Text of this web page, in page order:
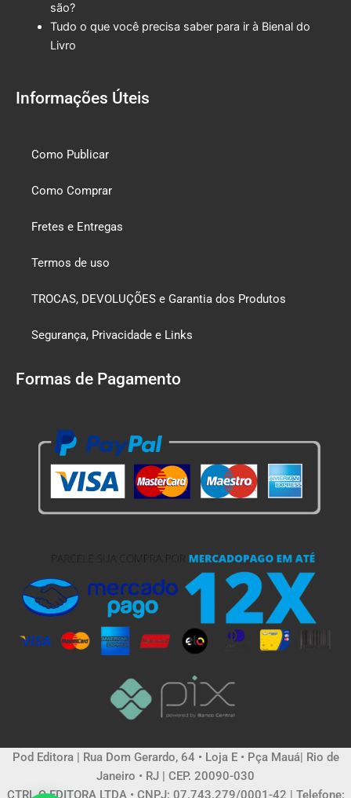
são?
Tudo o que você precisa saber para ir à Bienal do
Livro
Informações Úteis
Como Publicar
Como Comprar
Fretes e Entregas
Termos de uso
TROCAS, DEVOLUÇÕES e Garantia dos Produtos
Segurança, Privacidade e Links
Formas de Pagamento
Pod Editora | Rua Dom Gerardo, 64 • Loja E • Pça Mauá| Rio de
Janeiro • RJ | CEP. 20090-030
CTRL C EDITORA LTDA • CNPJ: 07.743.279/0001-42 | Telefone: